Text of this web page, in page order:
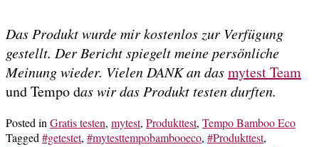
Das Produkt wurde mir kostenlos zur Verfügung
gestellt. Der Bericht spiegelt meine persönliche
Meinung wieder. Vielen DANK an dasmytest Team
und Tempo das wir das Produkt testen durften.
Posted in Gratis testen, mytest, Produkttest, Tempo Bamboo Eco
Tagged #getestet, #mytesttempobambooeco, #Produkttest,